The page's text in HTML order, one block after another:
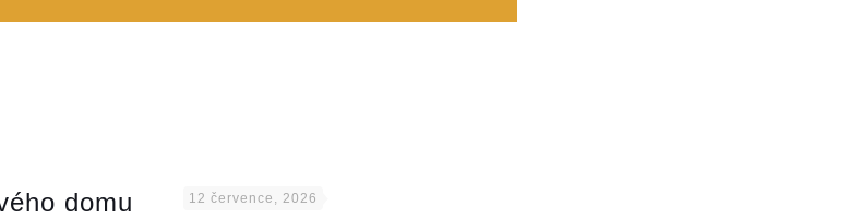
domu
12 července, 2026